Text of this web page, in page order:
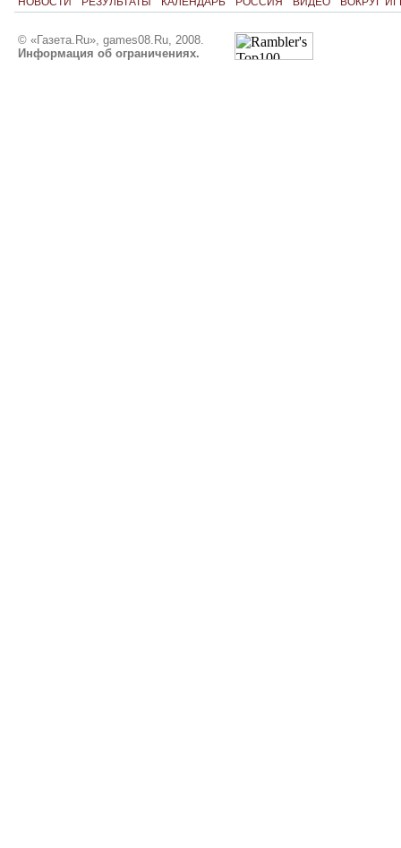
© «Газета.Ru», games08.Ru, 2008.
Информация об ограничениях.